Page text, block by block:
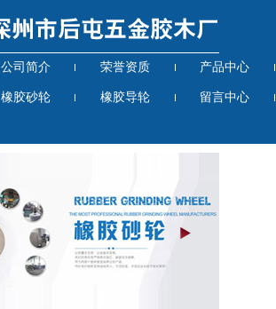
公司简介 荣誉资质 产品中心
橡胶砂轮 橡胶导轮 留言中心